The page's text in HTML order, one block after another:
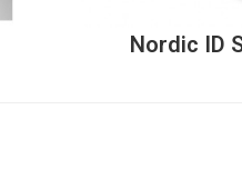
Nordic ID